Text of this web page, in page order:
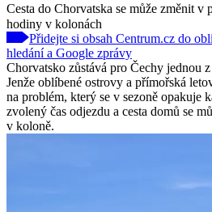
Cesta do Chorvatska se může změnit
hodiny v kolonách
Přidejte si obsah Centrum.cz do
hledání a Google zprávy
Chorvatsko zůstává pro Čechy jednou
Jenže oblíbené ostrovy a přímořská
na problém, který se v sezoně opakuje
zvolený čas odjezdu a cesta domů se
v koloně.